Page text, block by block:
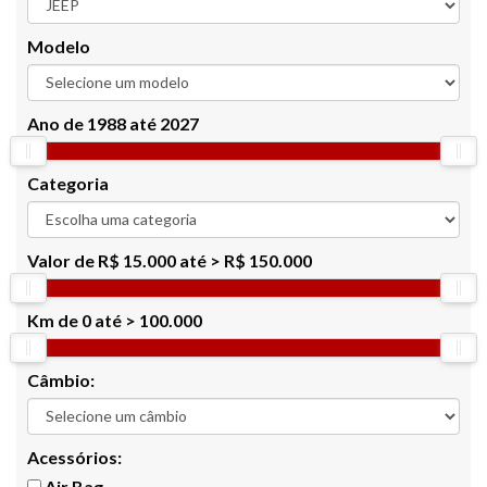
Modelo
Ano de 1988 até 2027
Categoria
Valor de R$ 15.000 até > R$ 150.000
Km de 0 até > 100.000
Câmbio:
Acessórios: